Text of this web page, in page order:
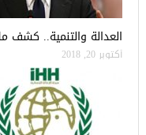
العدالة والتنمية..
أكتوبر 20, 2018